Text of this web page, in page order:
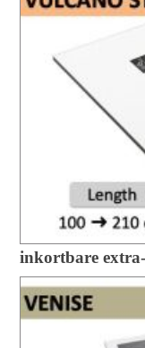
inkortbare